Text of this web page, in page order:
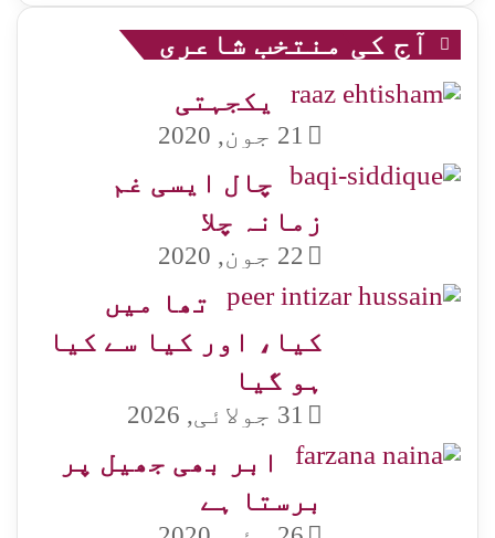
آج کی منتخب شاعری
یکجہتی
21 جون, 2020
چال ایسی غم
زمانہ چلا
22 جون, 2020
تھا میں
کیا، اور کیا سے کیا
ہو گیا
31 جولائی, 2026
ابر بھی جھیل پر
برستا ہے